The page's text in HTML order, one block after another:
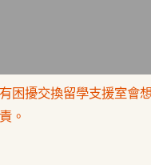
困擾交換留學支援室會
。